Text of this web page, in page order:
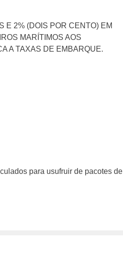
E 2% (DOIS POR CENTO) EM
MARÍTIMOS AOS
A TAXAS DE EMBARQUE.
para usufruir de pacotes de